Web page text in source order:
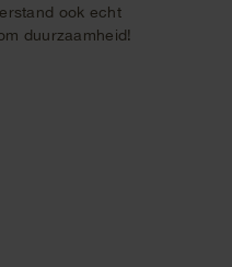
ook echt
duurzaamheid!